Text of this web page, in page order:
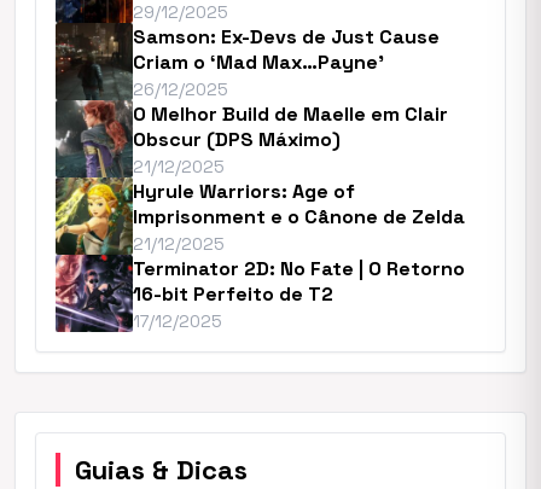
29/12/2025
Samson: Ex-Devs de Just Cause
Criam o ‘Mad Max…Payne’
26/12/2025
O Melhor Build de Maelle em Clair
Obscur (DPS Máximo)
21/12/2025
Hyrule Warriors: Age of
Imprisonment e o Cânone de Zelda
21/12/2025
Terminator 2D: No Fate | O Retorno
16-bit Perfeito de T2
17/12/2025
Guias & Dicas